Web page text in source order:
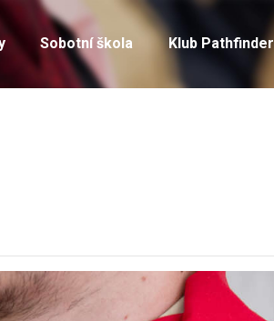
Sobotní škola Klub Pathfinder